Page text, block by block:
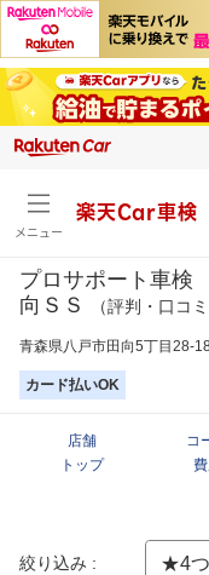
メニュー
楽天Car車検
プロサポート車検
向ＳＳ
（評判・口コミ
青森県八戸市田向5丁目28-
カード払いOK
店舗
トップ
コ
絞り込み :